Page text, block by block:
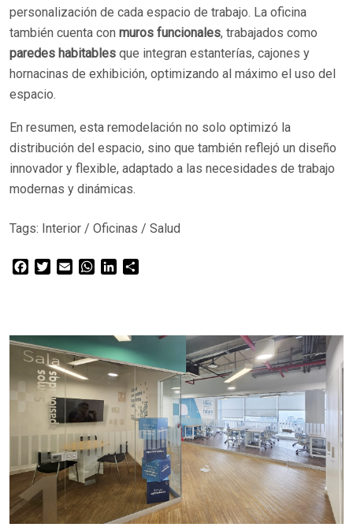
personalización de cada espacio de trabajo. La oficina
también cuenta con muros funcionales, trabajados como
paredes habitables que integran estanterías, cajones y
hornacinas de exhibición, optimizando al máximo el uso del
espacio.
En resumen, esta remodelación no solo optimizó la
distribución del espacio, sino que también reflejó un diseño
innovador y flexible, adaptado a las necesidades de trabajo
modernas y dinámicas.
Tags: Interior / Oficinas / Salud
Facebook
TwitterEmail WhatsApp
LinkedIn